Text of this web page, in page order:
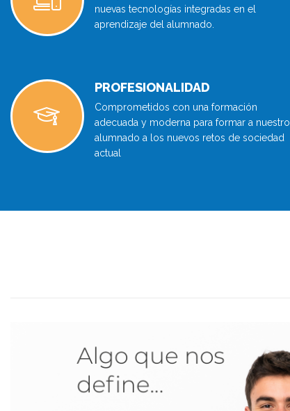
nuevas tecnologías integradas en el
aprendizaje del alumnado.
PROFESIONALIDAD
Comprometidos con una formación
adecuada y moderna para formar a nuestro
alumnado a los nuevos retos de sociedad
actual